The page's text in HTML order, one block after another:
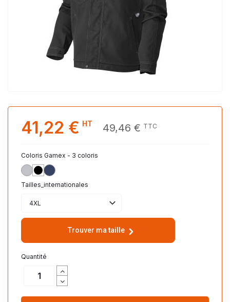
41,22 € HT 49,46 € TTC
Coloris Gamex - 3 coloris
GRISNOIRMARINE
Tailles_internationales
4XL
Trouver ma taille
Quantité